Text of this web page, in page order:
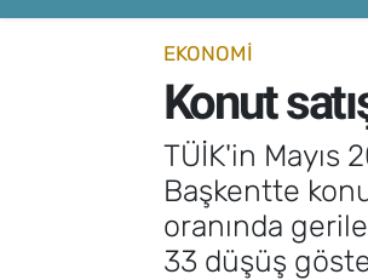
EKONOMI
Konut
TÜİK'in Mayıs
Başkentte
oranında
33 düşüş